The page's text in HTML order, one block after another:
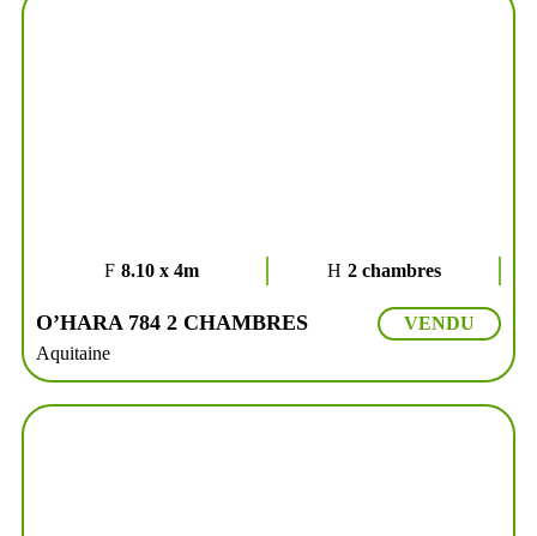
8.10 x 4m 2 chambres
O’HARA 784 2 CHAMBRES
Aquitaine
VENDU